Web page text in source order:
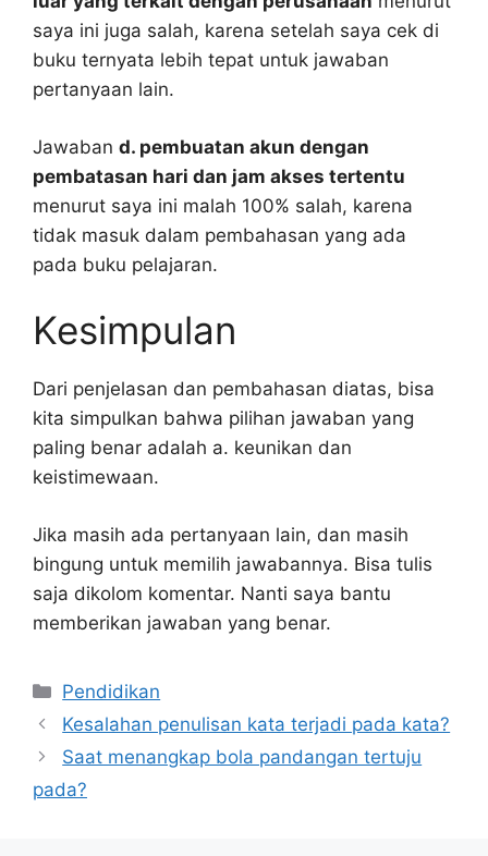
saya ini juga salah, karena setelah saya cek di
buku ternyata lebih tepat untuk jawaban
pertanyaan lain.
Jawaban d. pembuatan akun dengan
pembatasan hari dan jam akses tertentu
menurut saya ini malah 100% salah, karena
tidak masuk dalam pembahasan yang ada
pada buku pelajaran.
Kesimpulan
Dari penjelasan dan pembahasan diatas, bisa
kita simpulkan bahwa pilihan jawaban yang
paling benar adalah a. keunikan dan
keistimewaan.
Jika masih ada pertanyaan lain, dan masih
bingung untuk memilih jawabannya. Bisa tulis
saja dikolom komentar. Nanti saya bantu
memberikan jawaban yang benar.
Kategori
Pendidikan
Kesalahan penulisan kata terjadi pada kata?
Saat menangkap bola pandangan tertuju
pada?